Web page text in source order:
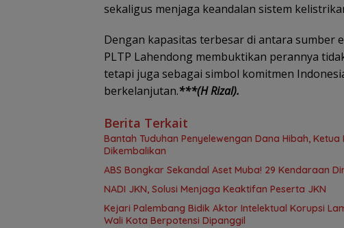
sekaligus menjaga keandalan sistem
Dengan kapasitas terbesar di antara sumber
PLTP Lahendong membuktikan perannya
tetapi juga sebagai simbol komitmen
berkelanjutan.***(H Rizal).
Berita Terkait
Bantah Tuduhan Penyelewengan Dana Hibah,
Dikembalikan
ABS Bongkar Sekandal Aset Muba! 29 Kendaraan
NADI JKN, Solusi Menjaga Keaktifan Peserta JKN
Kejari Palembang Bidik Aktor Intelektual Korupsi
Wali Kota Berpotensi Dipanggil